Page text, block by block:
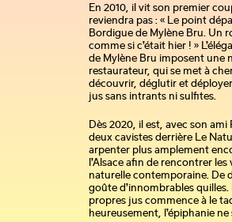
En 2010, il vit son premier
reviendra pas : « Le point
Bordigue de Mylène Bru. Un
comme si c’était hier ! »
de Mylène Bru imposent une
restaurateur, qui se met à
découvrir, déglutir et
jus sans intrants ni sulfites.
Dès 2020, il est, avec son ami
deux cavistes derrière Le
arpenter plus amplement
l’Alsace afin de rencontrer
naturelle contemporaine. De
goûte d’innombrables quilles.
propres jus commence à le
heureusement, l’épiphanie